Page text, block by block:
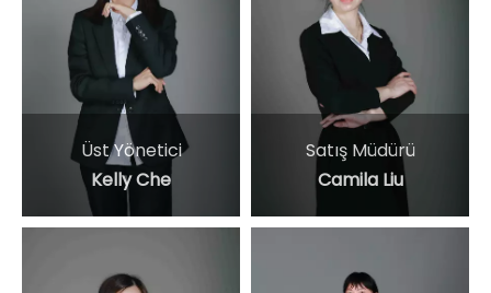
Üst Yönetici
Kelly Che
Satış Müdürü
Camila Liu